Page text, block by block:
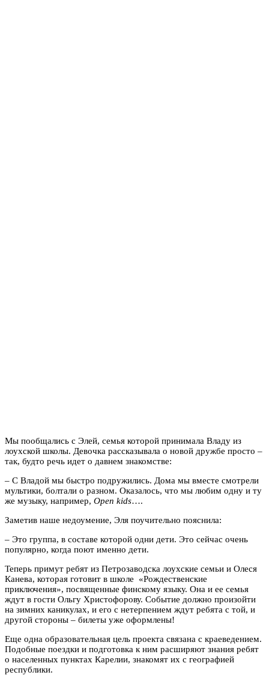
Мы пообщались с Элей, семья которой принимала Владу из
лоухской школы. Девочка рассказывала о новой дружбе просто –
так, будто речь идет о давнем знакомстве:
– С Владой мы быстро подружились. Дома мы вместе смотрели
мультики, болтали о разном. Оказалось, что мы любим одну и ту
же музыку, например, Open kids….
Заметив наше недоумение, Эля поучительно пояснила:
– Это группа, в составе которой одни дети. Это сейчас очень
популярно, когда поют именно дети.
Теперь примут ребят из Петрозаводска лоухские семьи и Олеся
Канева, которая готовит в школе «Рождественские
приключения», посвященные финскому языку. Она и ее семья
ждут в гости Ольгу Христофорову. Событие должно произойти
на зимних каникулах, и его с нетерпением ждут ребята с той, и
другой стороны – билеты уже оформлены!
Еще одна образовательная цель проекта связана с краеведением.
Подобные поездки и подготовка к ним расширяют знания ребят
о населенных пунктах Карелии, знакомят их с географией
республики.